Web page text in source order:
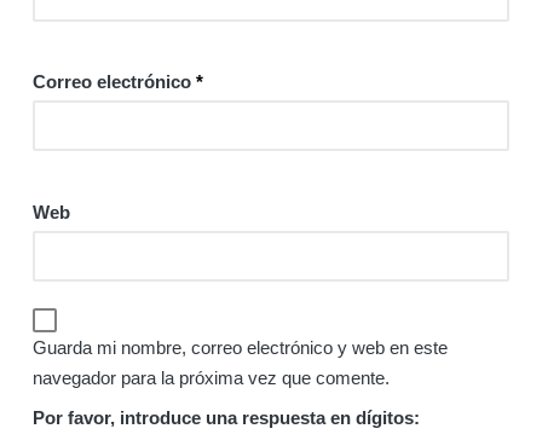
Correo electrónico *
Web
Guarda mi nombre, correo electrónico y web en este
navegador para la próxima vez que comente.
Por favor, introduce una respuesta en dígitos: